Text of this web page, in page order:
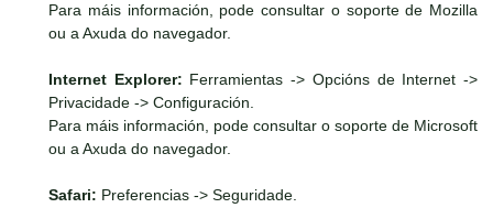
Para máis información, pode consultar o soporte de Mozilla
ou a Axuda do navegador.
Internet Explorer: Ferramientas -> Opcións de Internet ->
Privacidade -> Configuración.
Para máis información, pode consultar o soporte de Microsoft
ou a Axuda do navegador.
Safari: Preferencias -> Seguridade.